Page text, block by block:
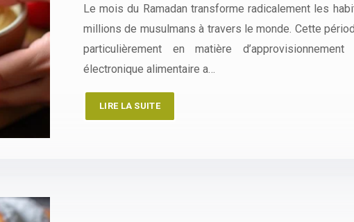
Le mois du Ramadan transforme radicalement les
millions de musulmans à travers le monde. Cette
particulièrement en matière
électronique alimentaire a…
LIRE LA SUITE